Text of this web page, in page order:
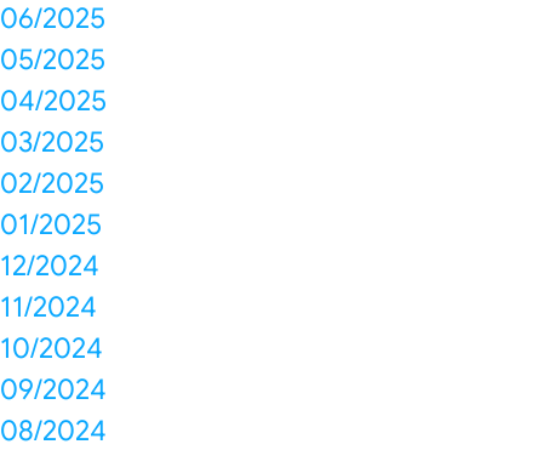
06/2025
05/2025
04/2025
03/2025
02/2025
01/2025
12/2024
11/2024
10/2024
09/2024
08/2024